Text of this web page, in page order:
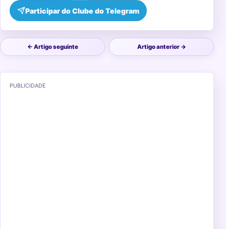
Participar do Clube do Telegram
← Artigo seguinte Artigo anterior →
PUBLICIDADE